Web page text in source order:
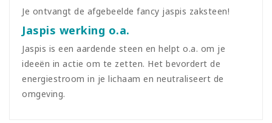
Je ontvangt de afgebeelde fancy jaspis zaksteen!
Jaspis werking o.a.
Jaspis is een aardende steen en helpt o.a. om je
ideeën in actie om te zetten. Het bevordert de
energiestroom in je lichaam en neutraliseert de
omgeving.